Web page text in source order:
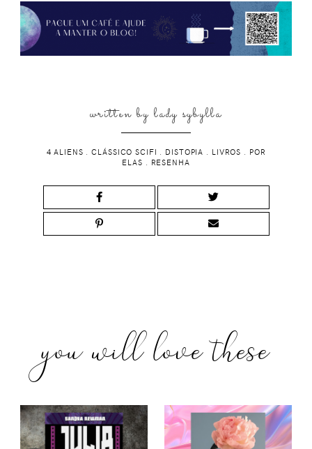
written bylady sybylla
4 ALIENS .CLÁSSICO SCIFI DISTOPIA LIVROS
POR
ELAS
RESENHA
you will love these